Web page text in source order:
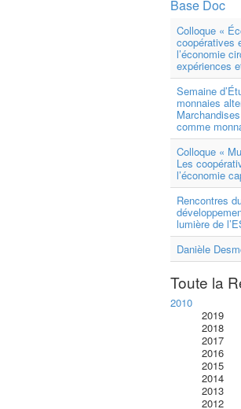
Base Doc
Colloque «
coopératives
l’économie
expériences
Semaine
monnaies
comme
Colloque «
Les
l’économie
Rencontres
lumière de
Danièle
Toute la
2010
2019
2018
2017
2016
2015
2014
2013
2012